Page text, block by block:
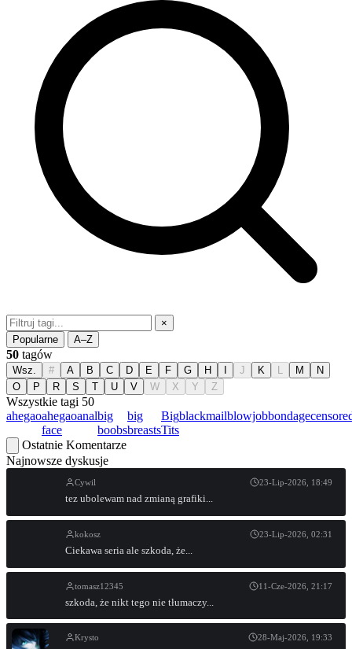
×
Popularne
A–Z
50 tagów
Wsz. # A B C D E F G H J K L M
N
O
P R S T U V W X Y Z
Wszystkie tagi 50
ahegaoahegao
face
analbig
boobs
big
breasts
Big
Tits
blackmailblowjobbondage
Ostatnie Komentarze
Najnowsze dyskusje
Cywil 23-Lip-2026, 18:49
tez ubolewam nad zmianą grafiki...
kokosz 23-Lip-2026, 02:31
Ciekawa seria ale szkoda, że...
tomasz12345 11-Cze-2026, 21:17
szkoda, że nikt tego nie tłumaczy...
Krysto 28-Maj-2026, 19:33